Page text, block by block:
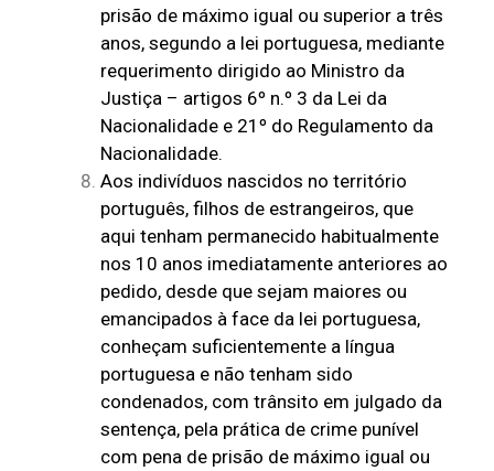
prisão de máximo igual ou superior a três
anos, segundo a lei portuguesa, mediante
requerimento dirigido ao Ministro da
Justiça – artigos 6º n.º 3 da Lei da
Nacionalidade e 21º do Regulamento da
Nacionalidade.
Aos indivíduos nascidos no território
português, filhos de estrangeiros, que
aqui tenham permanecido habitualmente
nos 10 anos imediatamente anteriores ao
pedido, desde que sejam maiores ou
emancipados à face da lei portuguesa,
conheçam suficientemente a língua
portuguesa e não tenham sido
condenados, com trânsito em julgado da
sentença, pela prática de crime punível
com pena de prisão de máximo igual ou